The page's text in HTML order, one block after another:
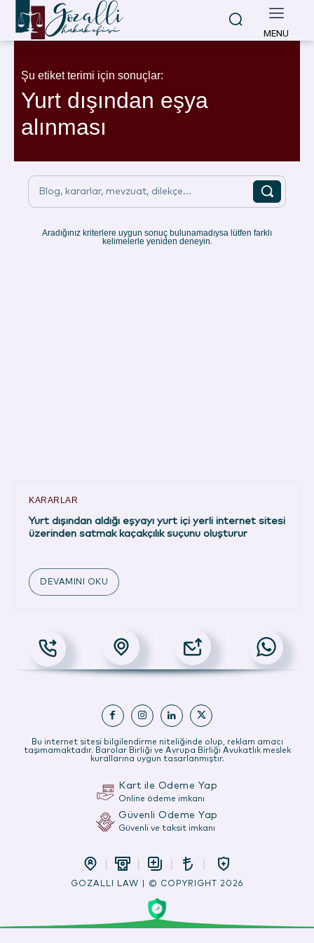
MENU
Şu etiket terimi için sonuçlar:
Yurt dışından eşya
alınması
Blog, kararlar, mevzuat, dilekçe...
Aradığınız kriterlere uygun sonuç bulunamadıysa lütfen farklı
kelimelerle yeniden deneyin.
KARARLAR
Yurt dışından aldığı eşyayı yurt içi yerli internet sitesi
üzerinden satmak kaçakçılık suçunu oluşturur
DEVAMINI OKU
Bu internet sitesi bilgilendirme niteliğinde olup, reklam amacı
taşımamaktadır. Barolar Birliği ve Avrupa Birliği Avukatlık meslek
kurallarına uygun tasarlanmıştır.
Kart ile Ödeme Yap
Online ödeme imkanı
Güvenli Ödeme Yap
Güvenli ve taksit imkanı
GOZALLI LAW | © COPYRIGHT 2026